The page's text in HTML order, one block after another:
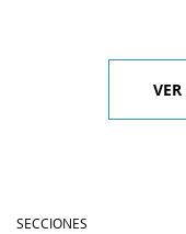
SECCIONES